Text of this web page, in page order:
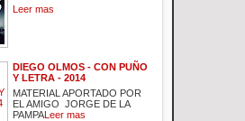
Leer mas
DIEGO OLMOS - CON PUÑO
Y LETRA - 2014
MATERIAL APORTADO POR
EL AMIGO JORGE DE LA
PAMPALeer mas